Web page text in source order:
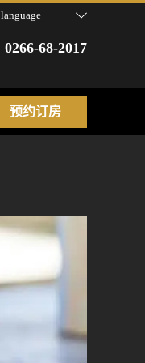
language
0266-68-2017
预约订房